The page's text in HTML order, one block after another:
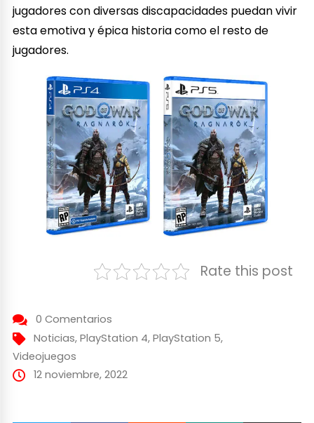
jugadores con diversas discapacidades puedan vivir
esta emotiva y épica historia como el resto de
jugadores.
Rate this post
0 Comentarios
Noticias, PlayStation 4, PlayStation 5,
Videojuegos
12 noviembre, 2022